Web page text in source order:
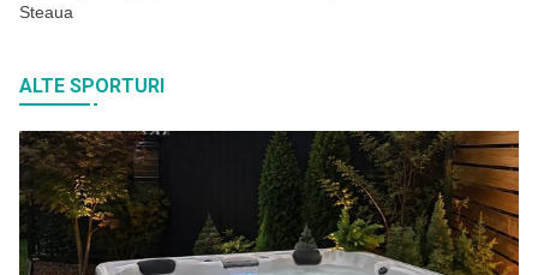
Steaua
ALTE SPORTURI